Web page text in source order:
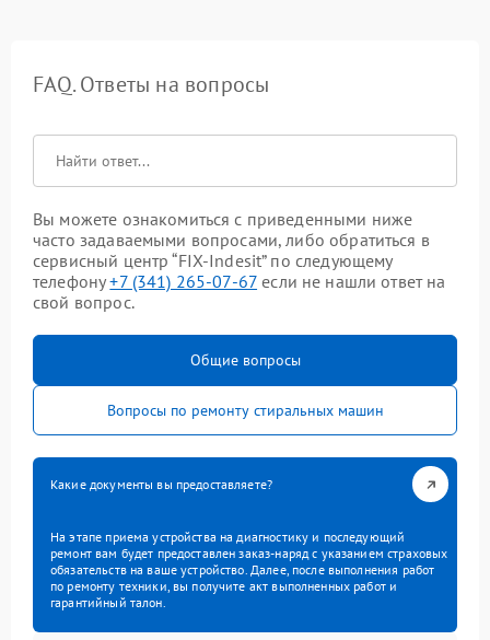
FAQ. Ответы на вопросы
Вы можете ознакомиться с приведенными ниже
часто задаваемыми вопросами, либо обратиться в
сервисный центр “FIX-Indesit” по следующему
телефону+7 (341) 265-07-67 если не нашли ответ на
свой вопрос.
Общие вопросы
Вопросы по ремонту стиральных машин
Какие документы вы предоставляете?
На этапе приема устройства на диагностику и последующий
ремонт вам будет предоставлен заказ-наряд с указанием страховых
обязательств на ваше устройство. Далее, после выполнения работ
по ремонту техники, вы получите акт выполненных работ и
гарантийный талон.